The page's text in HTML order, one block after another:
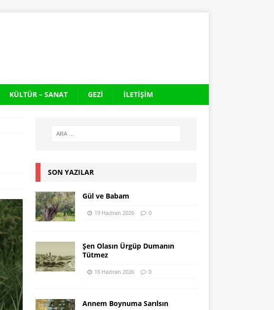
KÜLTÜR – SANAT GEZI İLETIŞIM
SON YAZILAR
Gül ve Babam
19 Haziran 2026 0
Şen Olasın Ürgüp Dumanın
Tütmez
16 Haziran 2026 0
Annem Boynuma Sarılsın